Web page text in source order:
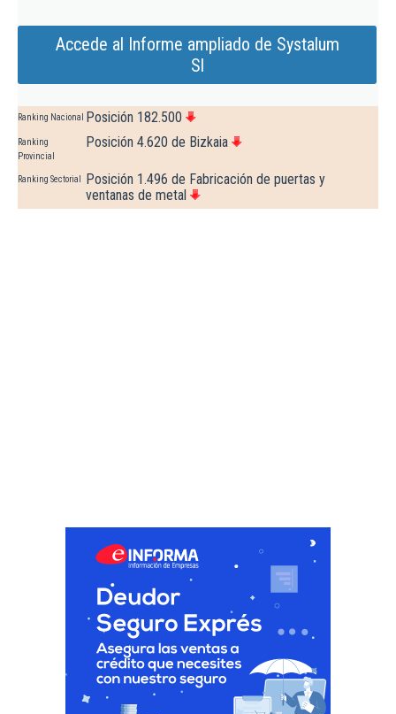
Accede al Informe ampliado de Systalum
Sl
Ranking Nacional Posición 182.500
Ranking
Provincial
Posición 4.620 de Bizkaia
Ranking Sectorial
Posición 1.496 de Fabricación de puertas y
ventanas de metal